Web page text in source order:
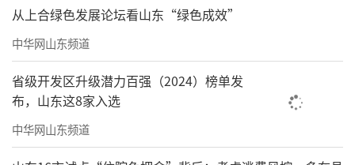
从上合绿色发展论坛看山东“绿色成效”
中华网山东频道
省级开发区升级潜力百强（2024）榜单发
布，山东这8家入选
中华网山东频道